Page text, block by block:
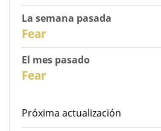
La semana pasada
Fear
El mes pasado
Fear
Próxima actualización